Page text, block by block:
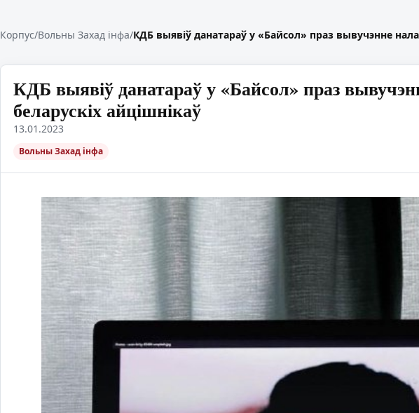
Корпус/Вольны Захад інфа/КДБ выявіў данатараў у «Байсол» праз вывучэнне
КДБ выявіў данатараў у «Байсол» праз
беларускіх айцішнікаў
13.01.2023
Вольны Захад інфа